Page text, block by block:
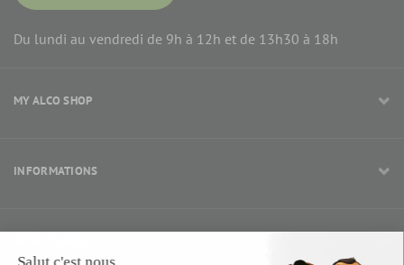
Du lundi au vendredi de 9h à 12h et de 13h30 à 18h
MY ALCO SHOP
INFORMATIONS